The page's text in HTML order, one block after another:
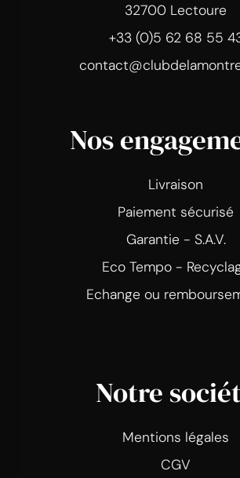
32700 Lectoure
+33 (0)5 62 68 55
Nos
Livraison
Paiement sécurisé
Garantie - S.A.V.
Eco Tempo -
Echange ou
Notre
Mentions légales
CGV